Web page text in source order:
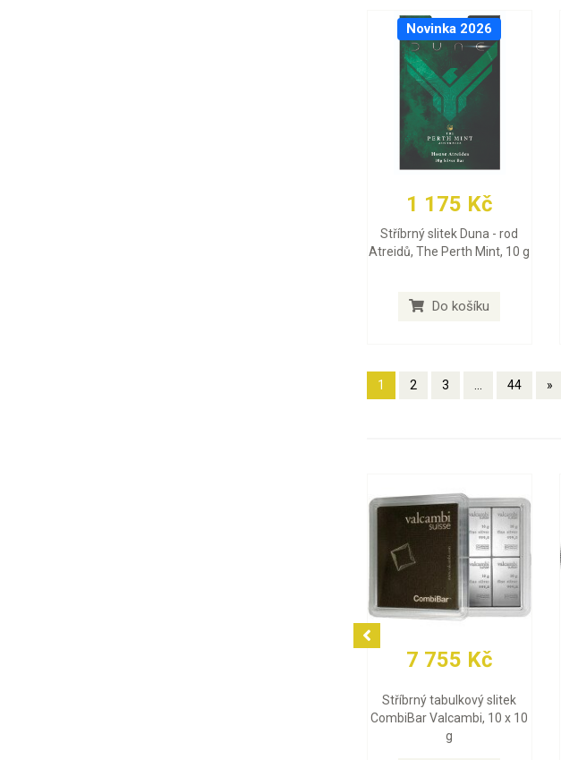
Novinka 2026
1 175 Kč
Stříbrný slitek Duna - rod
Atreidů, The Perth Mint, 10 g
Do košíku
1 2 3 ... 44 »
7 755 Kč
Stříbrný tabulkový slitek
CombiBar Valcambi, 10 x 10